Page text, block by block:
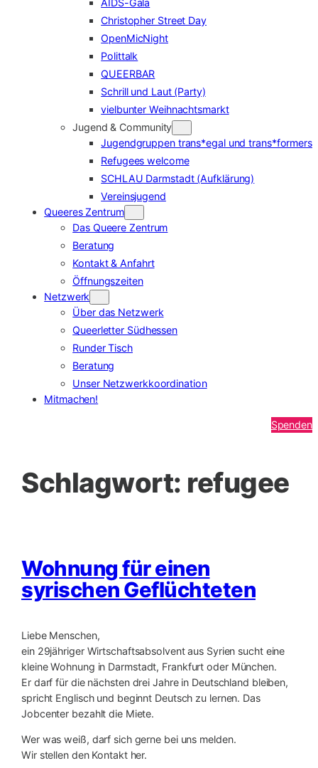
Christopher Street Day
OpenMicNight
Polittalk
QUEERBAR
Schrill und Laut (Party)
vielbunter Weihnachtsmarkt
Jugend & Community
Jugendgruppen trans*egal und trans*formers
Refugees welcome
SCHLAU Darmstadt (Aufklärung)
Vereinsjugend
Queeres Zentrum
Das Queere Zentrum
Beratung
Kontakt & Anfahrt
Öffnungszeiten
Netzwerk
Über das Netzwerk
Queerletter Südhessen
Runder Tisch
Beratung
Unser Netzwerkkoordination
Mitmachen!
Spenden
Schlagwort: refugee
Wohnung für einen
syrischen Geflüchteten
Liebe Menschen,
ein 29jähriger Wirtschaftsabsolvent aus Syrien sucht eine
kleine Wohnung in Darmstadt, Frankfurt oder München.
Er darf für die nächsten drei Jahre in Deutschland bleiben,
spricht Englisch und beginnt Deutsch zu lernen. Das
Jobcenter bezahlt die Miete.
Wer was weiß, darf sich gerne bei uns melden.
Wir stellen den Kontakt her.